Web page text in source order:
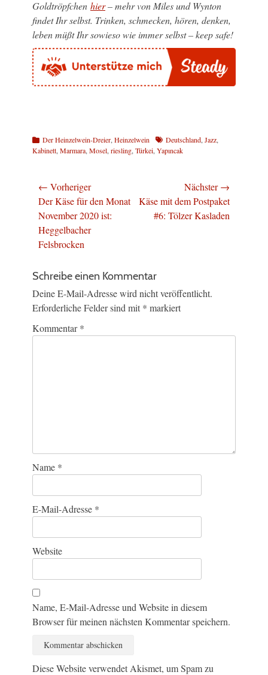
Goldtröpfchen hier– mehr von Miles und Wynton
findet Ihr selbst. Trinken, schmecken, hören, denken,
leben müßt Ihr sowieso wie immer selbst – keep safe!
Kategorien
Der Heinzelwein-Dreier Heinzelwein Schlagworte
Deutschland Jazz
Kabinett Marmara Mosel riesling Türkei Yapıncak
Beitragsnavigation
← Vorheriger
Vorheriger
Beitrag:
Der Käse für den Monat
November 2020 ist:
Heggelbacher
Felsbrocken
Nächster →
Nächster
Beitrag:
Käse mit dem Postpaket
#6: Tölzer Kasladen
Schreibe einen Kommentar
Deine E-Mail-Adresse wird nicht veröffentlicht.
Erforderliche Felder sind mit * markiert
Kommentar*
Name *
E-Mail-Adresse *
Website
Name, E-Mail-Adresse und Website in diesem
Browser für meinen nächsten Kommentar speichern.
Diese Website verwendet Akismet, um Spam zu